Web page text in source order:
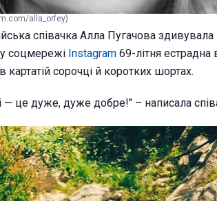
alla_orfey)
співачка Алла Пугачова
у соцмережі Instagram 69-літня
картатій сорочці й коротких шортах.
— це дуже, дуже добре!" – написала